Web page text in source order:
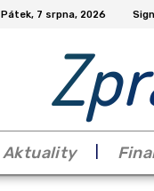
Pátek, 7 srpna, 2026
Aktuality